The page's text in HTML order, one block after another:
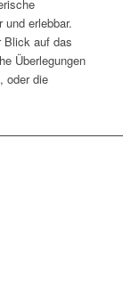
und erlebbar.
Blick auf das
Überlegungen
oder die